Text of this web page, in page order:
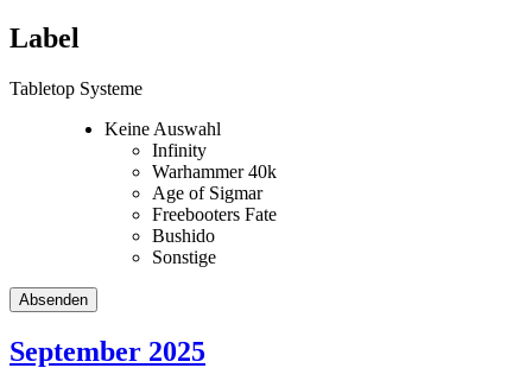
Label
Tabletop Systeme
Keine Auswahl
Infinity
Warhammer 40k
Age of Sigmar
Freebooters Fate
Bushido
Sonstige
September 2025